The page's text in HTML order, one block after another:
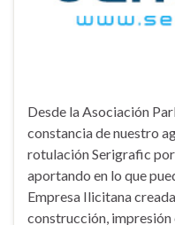
Desde la Asociación
constancia de nuestro
rotulación Serigrafic
aportando en lo que
Empresa Ilicitana
construcción, impresión